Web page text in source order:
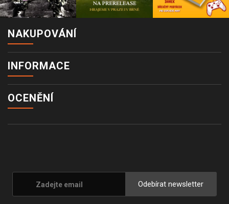
NAKUPOVÁNÍ
INFORMACE
OCENĚNÍ
Odebírat newsletter